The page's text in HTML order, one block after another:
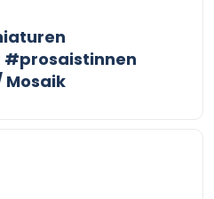
#prosaistinnen